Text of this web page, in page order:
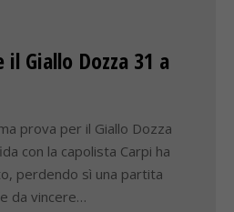
Giallo Dozza 31 a
prova per il Giallo Dozza
con la capolista Carpi ha
perdendo sì una partita
da vincere…